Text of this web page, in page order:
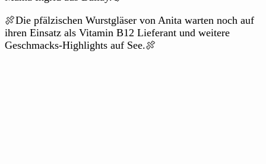
🍖Die pfälzischen Wurstgläser von Anita warten noch auf
ihren Einsatz als Vitamin B12 Lieferant und weitere
Geschmacks-Highlights auf See.🍖